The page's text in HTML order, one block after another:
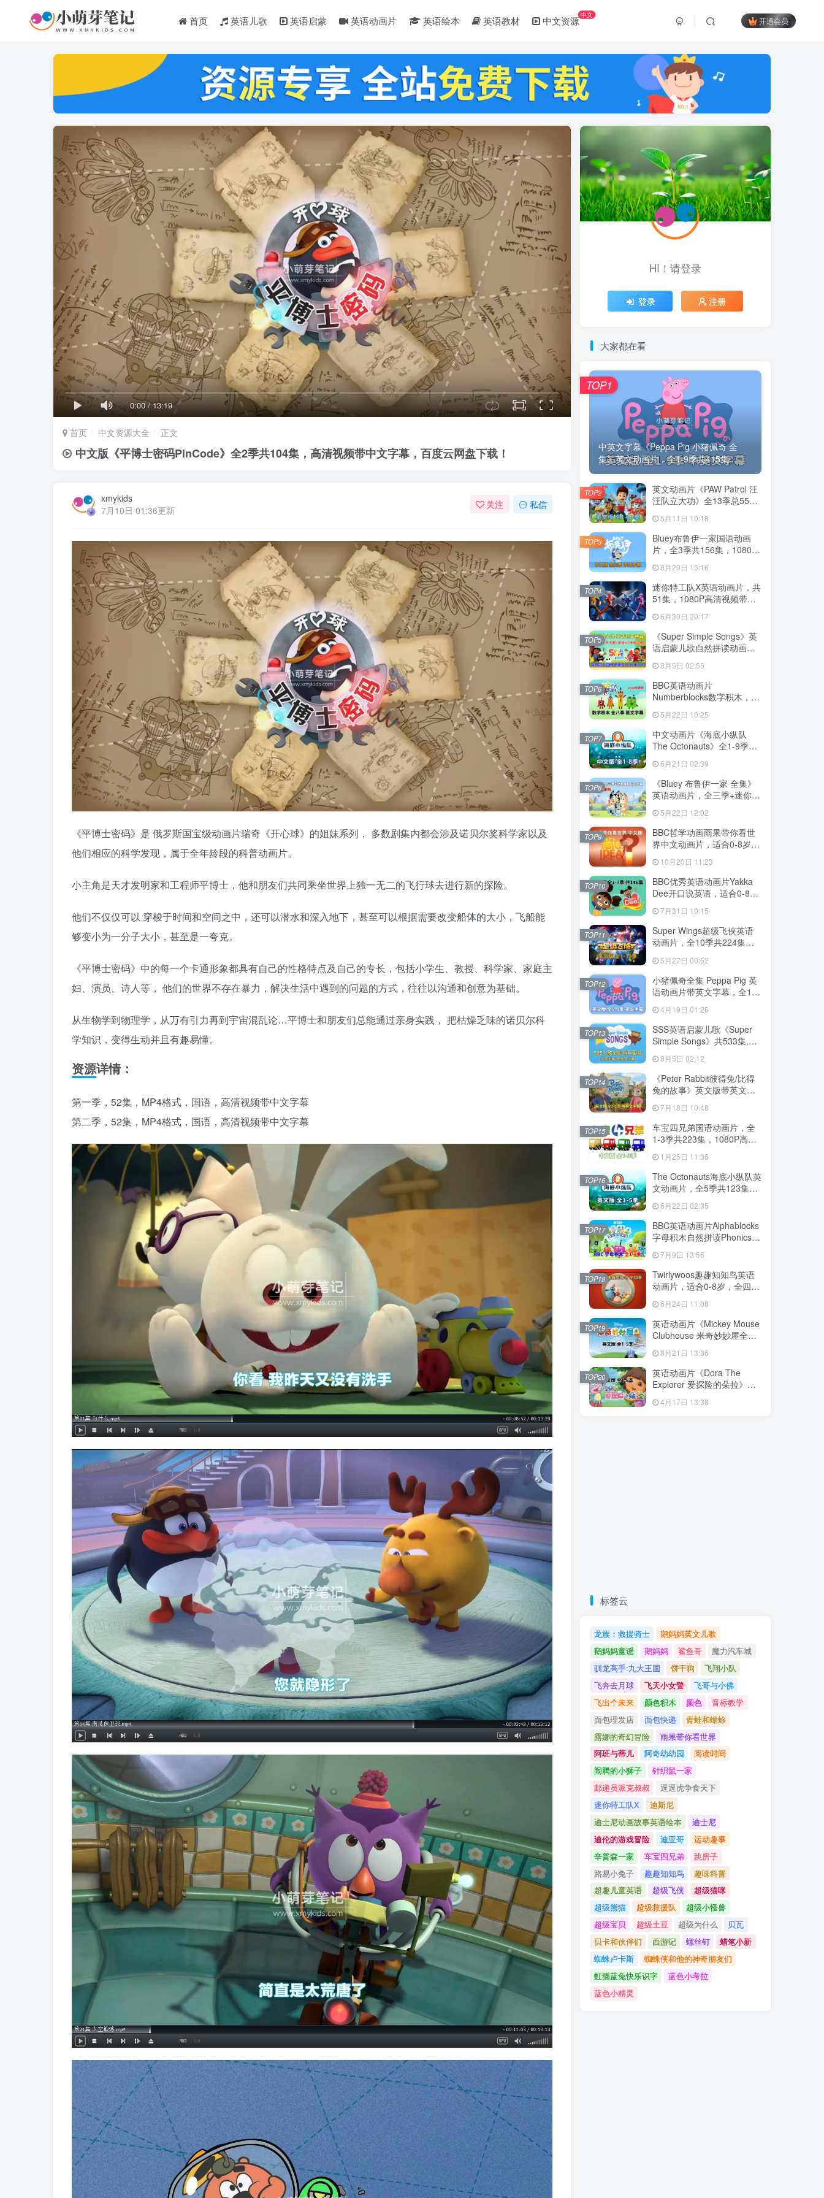
首页 英语儿歌 英语启蒙 英语动画片 英语绘本 英语教材 中文资源中文
开通会员
0:00/13:19
首页 中文资源大全 正文
中文版《平博士密码PinCode》全2季共104集，高清视频带中文字幕，百度云网盘下载！
xmykids
7月10日 01:36更新
关注 私信
《平博士密码》是 俄罗斯国宝级动画片瑞奇《开心球》的姐妹系列， 多数剧集内都会涉及诺贝尔奖科学家以及
他们相应的科学发现，属于全年龄段的科普动画片。
小主角是天才发明家和工程师平博士，他和朋友们共同乘坐世界上独一无二的飞行球去进行新的探险。
他们不仅仅可以 穿梭于时间和空间之中，还可以潜水和深入地下，甚至可以根据需要改变船体的大小，飞船能
够变小为一分子大小，甚至是一夸克。
《平博士密码》中的每一个卡通形象都具有自己的性格特点及自己的专长，包括小学生、教授、科学家、家庭主
妇、演员、诗人等， 他们的世界不存在暴力，解决生活中遇到的问题的方式，往往以沟通和创意为基础。
从生物学到物理学，从万有引力再到宇宙混乱论…平博士和朋友们总能通过亲身实践， 把枯燥乏味的诺贝尔科
学知识，变得生动并且有趣易懂。
资源详情：
第一季，52集，MP4格式，国语，高清视频带中文字幕
第二季，52集，MP4格式，国语，高清视频带中文字幕
HI！请登录
登录 注册
大家都在看
中英文字幕《Peppa Pig 小猪佩奇 全
集》英文动画片，全1-9季共415集...
TOP1
英文动画片《PAW Patrol 汪
汪队立大功》全13季总555
字幕，带配套音频MP3，百
度云网盘下载！
5月11日 10:18
TOP2
Bluey布鲁伊一家国语动画
片，全3季共156集，1080P
云网盘下载
8月20日 15:16
TOP3
迷你特工队X英语动画片，共
51集，1080P高清视频带中
6月30日 20:17
TOP4
《Super Simple Songs》英
语启蒙儿歌自然拼读动画视
1080P高清视频带英文字
幕，百度云网盘下载！
8月5日 02:55
TOP5
BBC英语动画片
Numberblocks数字积木，适
别专辑共198集，1080P高清
视频带英文字幕，送配套音
频MP3，百度云网盘下载！
5月22日 10:25
TOP6
中文动画片《海底小纵队
The Octonauts》全1-9季共
247集+特别版9集，1080P
高清视频带中文字幕，百度
云网盘下载
6月21日 02:39
TOP7
《Bluey 布鲁伊一家 全集》
英语动画片，全三季+迷你剧
共204集，1080P高清视频带
英文字幕，带配套音频
MP3，百度云网盘下载！
5月22日 12:02
TOP8
BBC哲学动画雨果带你看世
界中文动画片，适合0-8岁，
全52集，1080P高清视频，
百度云网盘下载
10月20日 11:23
TOP9
BBC优秀英语动画片Yakka
Dee开口说英语，适合0-8
岁，全1-7季总共146集，
1080P高清视频带英文字
幕，送配套音频MP3，百度
云网盘下载！
7月31日 10:15
TOP10
Super Wings超级飞侠英语
动画片，全10季共224集，
幕，带配套音频MP3，百度
云网盘下载！
5月27日 00:52
TOP11
小猪佩奇全集 Peppa Pig 英
语动画片带英文字幕，全1-9
频，百度云网盘下载！
4月19日 01:26
TOP12
SSS英语启蒙儿歌《Super
Simple Songs》共533集,
+中英文字幕+配套音频
MP3，百度云网盘下载！
8月5日 02:12
TOP13
《Peter Rabbit彼得兔/比得
兔的故事》英文版带英文字
片，带配套音频MP3，百度
云网盘下载！
7月18日 10:48
TOP14
车宝四兄弟国语动画片，全
1-3季共223集，1080P高清
盘下载
1月25日 11:36
TOP15
The Octonauts海底小纵队英
文动画片，全5季共123集，
幕，带配套音频MP3，百度
云网盘下载
6月22日 02:35
TOP16
BBC英语动画片Alphablocks
字母积木自然拼读Phonics，
视频带英文字幕，百度云网
盘下载！
7月9日 13:56
TOP17
Twirlywoos趣趣知知鸟英语
动画片，适合0-8岁，全四季
共100集，1080P高清视频带
英文字幕，百度云网盘下载
6月24日 11:08
TOP18
英语动画片《Mickey Mouse
Clubhouse 米奇妙妙屋全
集》全五季共148集，1080P
高清视频带英文字幕，带配
套音频MP3，百度云网盘下
载！
8月21日 13:36
TOP19
英语动画片《Dora The
Explorer 爱探险的朵拉》全8
季共173集，带英文字幕和配
套音频MP3，百度云网盘下
4月17日 13:38
TOP20
标签云
龙族：救援骑士
鹅妈妈英文儿歌
鹅妈妈童谣
鹅妈妈 鲨鱼哥
魔力汽车城
驯龙高手:九大王国
饼干狗
飞翔小队
飞奔去月球
飞天小女警
飞哥与小佛
飞出个未来
颜色积木 颜色
音标教学
面包理发店
面包快递
青蛙和蟾蜍
露娜的奇幻冒险
雨果带你看世界
阿班与蒂儿
阿奇幼幼园
阅读时间
闹腾的小狮子
针织鼠一家
邮递员派克叔叔
逗逗虎争食天下
迷你特工队X
迪斯尼
迪士尼动画故事英语绘本
迪士尼
迪伦的游戏冒险
迪亚哥
运动趣事
辛普森一家
车宝四兄弟
跳房子
路易小兔子
趣趣知知鸟
趣味科普
超趣儿童英语
超级飞侠
超级猫咪
超级熊猫
超级救援队
超级小怪兽
超级宝贝
超级土豆 超级为什么
贝瓦
贝卡和伙伴们
西游记 螺丝钉
蜡笔小新
蜘蛛卢卡斯
蜘蛛侠和他的神奇朋友们
虹猫蓝兔快乐识字
蓝色小考拉
蓝色小精灵